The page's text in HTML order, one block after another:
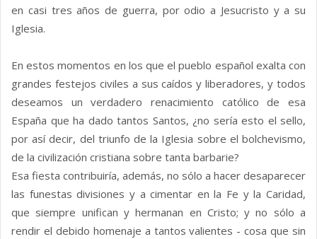
en casi tres años de guerra, por odio a Jesucristo y a su
Iglesia.
En estos momentos en los que el pueblo español exalta con
grandes festejos civiles a sus caídos y liberadores, y todos
deseamos un verdadero renacimiento católico de esa
España que ha dado tantos Santos, ¿no sería esto el sello,
por así decir, del triunfo de la Iglesia sobre el bolchevismo,
de la civilización cristiana sobre tanta barbarie?
Esa fiesta contribuiría, además, no sólo a hacer desaparecer
las funestas divisiones y a cimentar en la Fe y la Caridad,
que siempre unifican y hermanan en Cristo; y no sólo a
rendir el debido homenaje a tantos valientes - cosa que sin